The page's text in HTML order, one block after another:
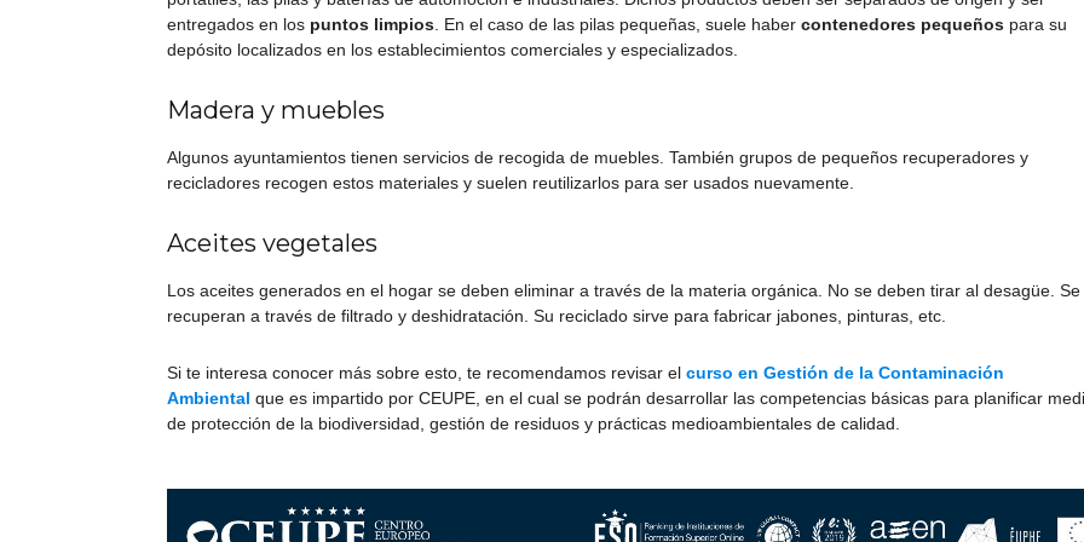
entregados en los puntos limpios . En el caso de las pilas pequeñas, suele haber contenedores pequeños para su
depósito localizados en los establecimientos comerciales y especializados.
Madera y muebles
Algunos ayuntamientos tienen servicios de recogida de muebles. También grupos de pequeños recuperadores y
recicladores recogen estos materiales y suelen reutilizarlos para ser usados nuevamente.
Aceites vegetales
Los aceites generados en el hogar se deben eliminar a través de la materia orgánica. No se deben tirar al desagüe. Se
recuperan a través de filtrado y deshidratación. Su reciclado sirve para fabricar jabones, pinturas, etc.
Si te interesa conocer más sobre esto, te recomendamos revisar el curso en Gestión de la Contaminación
Ambiental que es impartido por CEUPE, en el cual se podrán desarrollar las competencias básicas para planificar
de protección de la biodiversidad, gestión de residuos y prácticas medioambientales de calidad.